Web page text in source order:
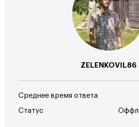
ZELENKOVIL86
Среднее время ответа
Статус